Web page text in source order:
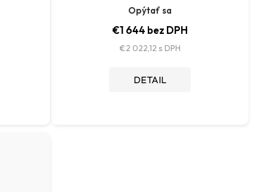
Opýtať sa
€1 644 bez DPH
€2 022,12
DETAIL